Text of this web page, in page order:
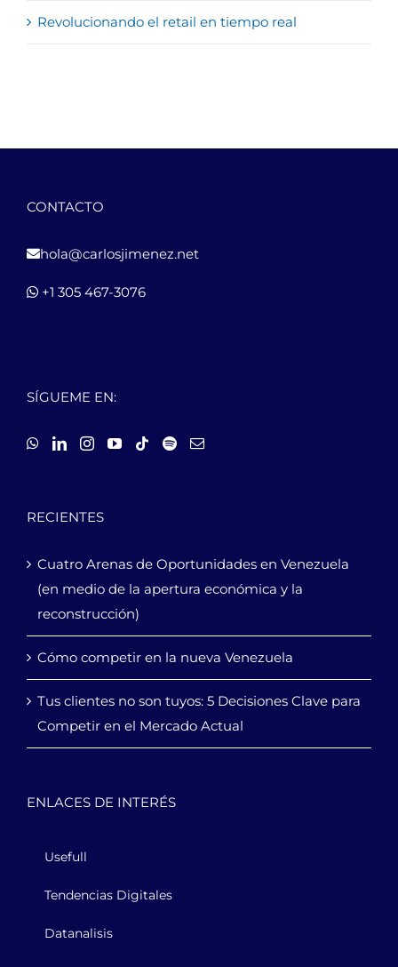
Revolucionando el retail en tiempo real
CONTACTO
hola@carlosjimenez.net
+1 305 467-3076
SÍGUEME EN:
RECIENTES
Cuatro Arenas de Oportunidades en Venezuela
(en medio de la apertura económica y la
reconstrucción)
Cómo competir en la nueva Venezuela
Tus clientes no son tuyos: 5 Decisiones Clave para
Competir en el Mercado Actual
ENLACES DE INTERÉS
Usefull
Tendencias Digitales
Datanalisis